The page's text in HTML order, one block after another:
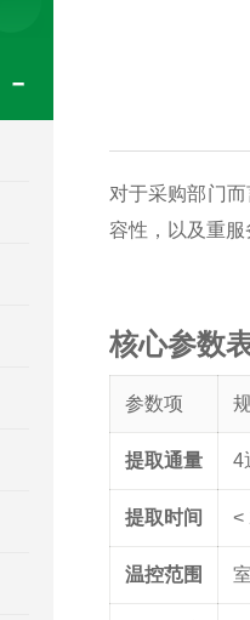
对于采购部门
容性，以及重
核心参数
参数项
提取通量 4
提取时间 <
温控范围